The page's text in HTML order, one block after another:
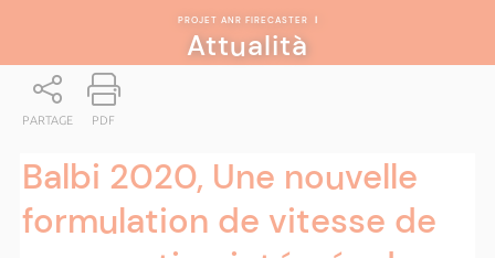
PROJET ANR FIRECASTER |
Attualità
PARTAGE PDF
Balbi 2020, Une nouvelle
formulation de vitesse de